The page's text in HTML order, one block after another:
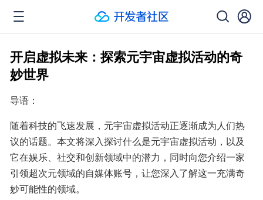
开启虚拟未来：探索元宇宙虚拟活动的奇
妙世界
导语：
随着科技的飞速发展，元宇宙虚拟活动正逐渐成为人们热
议的话题。本文将深入探讨什么是元宇宙虚拟活动，以及
它在娱乐、社交和创新领域中的潜力，同时向您介绍一家
引领超次元领域的自媒体账号，让您深入了解这一充满奇
妙可能性的领域。